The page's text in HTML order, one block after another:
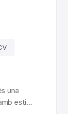
una
estil